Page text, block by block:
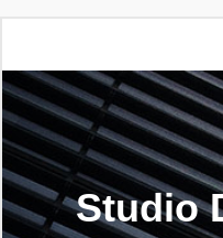
Studio